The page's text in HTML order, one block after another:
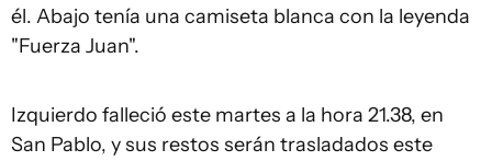
él. Abajo tenía una camiseta blanca con la leyenda
"Fuerza Juan".
Izquierdo falleció este martes a la hora 21.38, en
San Pablo, y sus restos serán trasladados este